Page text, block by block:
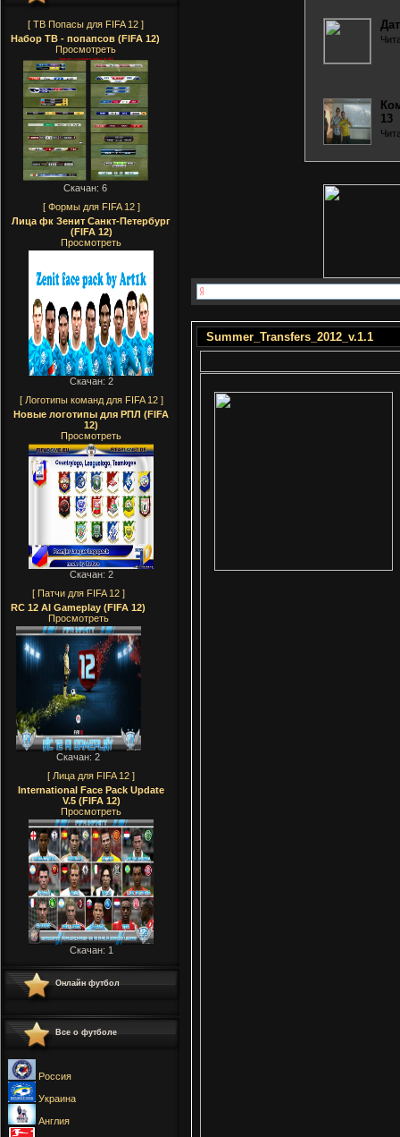
[ ТВ Попасы для FIFA 12 ]
Набор ТВ - попапсов (FIFA 12)
Просмотреть
Скачан: 6
[ Формы для FIFA 12 ]
Лица фк Зенит Санкт-Петербург
(FIFA 12)
Просмотреть
Скачан: 2
[ Логотипы команд для FIFA 12 ]
Новые логотипы для РПЛ (FIFA
12)
Просмотреть
Скачан: 2
[ Патчи для FIFA 12 ]
RC 12 AI Gameplay (FIFA 12)
Просмотреть
Скачан: 2
[ Лица для FIFA 12 ]
International Face Pack Update
V.5 (FIFA 12)
Просмотреть
Скачан: 1
Онлайн футбол
Все о футболе
Россия
Украина
Англия
13
Summer_Transfers_2012_v.1.1